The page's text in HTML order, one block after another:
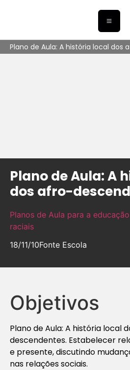
Plano de Aula: A história local dos
Plano de Aula: A
dos afro-
Planos de Aula para a
raciais
18/11/10Fonte Escola
Objetivos
Plano de Aula: A história local
descendentes. Estabelecer
e presente, discutindo
nas relações sociais.